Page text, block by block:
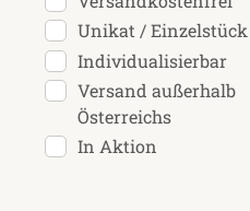
Unikat / Einzelstück
Individualisierbar
Versand außerhalb
Österreichs
In Aktion